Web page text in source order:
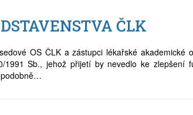
ČLK
OS ČLK a zástupci lékařské
Sb., jehož přijetí by nevedlo ke zlepšení